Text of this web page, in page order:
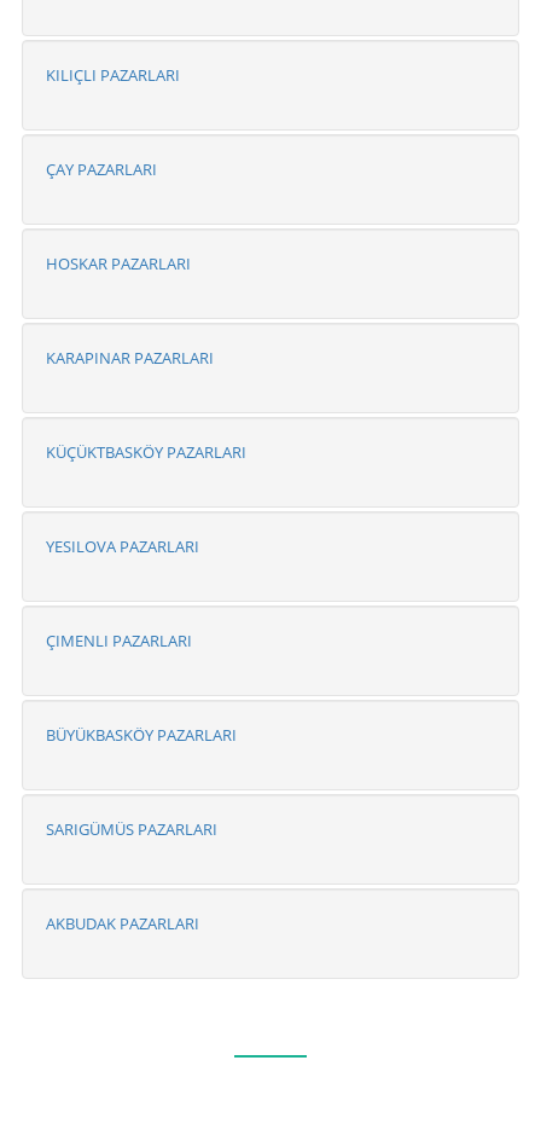
KILIÇLI PAZARLARI
ÇAY PAZARLARI
HOSKAR PAZARLARI
KARAPINAR PAZARLARI
KÜÇÜKTBASKÖY PAZARLARI
YESILOVA PAZARLARI
ÇIMENLI PAZARLARI
BÜYÜKBASKÖY PAZARLARI
SARIGÜMÜS PAZARLARI
AKBUDAK PAZARLARI